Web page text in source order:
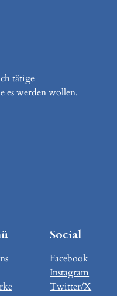
tätige
es werden wollen.
Social
Facebook
Instagram
Twitter/X